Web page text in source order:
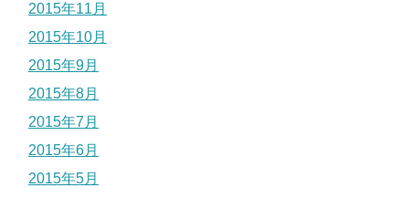
2015年11月
2015年10月
2015年9月
2015年8月
2015年7月
2015年6月
2015年5月